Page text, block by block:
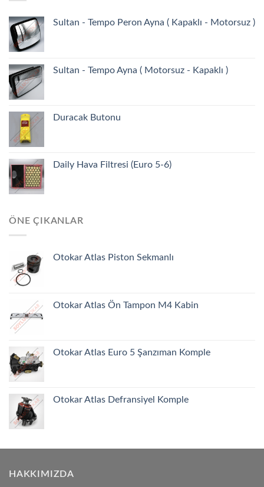
Sultan - Tempo Peron Ayna ( Kapaklı - Motorsuz )
Sultan - Tempo Ayna ( Motorsuz - Kapaklı )
Duracak Butonu
Daily Hava Filtresi (Euro 5-6)
ÖNE ÇIKANLAR
Otokar Atlas Piston Sekmanlı
Otokar Atlas Ön Tampon M4 Kabin
Otokar Atlas Euro 5 Şanzıman Komple
Otokar Atlas Defransiyel Komple
HAKKIMIZDA